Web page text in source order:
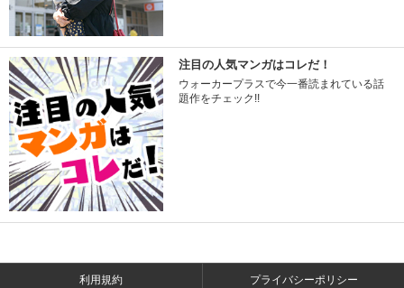
注目の人気マンガはコレだ！
ウォーカープラスで今一番読まれている話
題作をチェック!!
利用規約 プライバシーポリシー